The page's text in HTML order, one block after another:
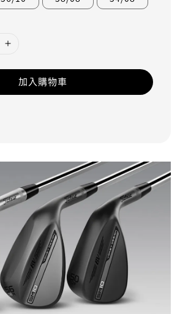
加入購物車